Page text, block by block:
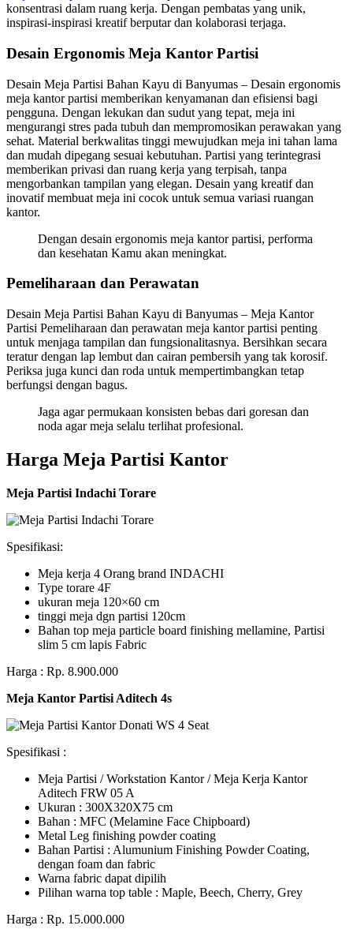
konsentrasi dalam ruang kerja. Dengan pembatas yang unik,
inspirasi-inspirasi kreatif berputar dan kolaborasi terjaga.
Desain Ergonomis Meja Kantor Partisi
Desain Meja Partisi Bahan Kayu di Banyumas – Desain ergonomis
meja kantor partisi memberikan kenyamanan dan efisiensi bagi
pengguna. Dengan lekukan dan sudut yang tepat, meja ini
mengurangi stres pada tubuh dan mempromosikan perawakan yang
sehat. Material berkwalitas tinggi mewujudkan meja ini tahan lama
dan mudah dipegang sesuai kebutuhan. Partisi yang terintegrasi
memberikan privasi dan ruang kerja yang terpisah, tanpa
mengorbankan tampilan yang elegan. Desain yang kreatif dan
inovatif membuat meja ini cocok untuk semua variasi ruangan
kantor.
Dengan desain ergonomis meja kantor partisi, performa
dan kesehatan Kamu akan meningkat.
Pemeliharaan dan Perawatan
Desain Meja Partisi Bahan Kayu di Banyumas – Meja Kantor
Partisi Pemeliharaan dan perawatan meja kantor partisi penting
untuk menjaga tampilan dan fungsionalitasnya. Bersihkan secara
teratur dengan lap lembut dan cairan pembersih yang tak korosif.
Periksa juga kunci dan roda untuk mempertimbangkan tetap
berfungsi dengan bagus.
Jaga agar permukaan konsisten bebas dari goresan dan
noda agar meja selalu terlihat profesional.
Harga Meja Partisi Kantor
Meja Partisi Indachi Torare
Spesifikasi:
Meja kerja 4 Orang brand INDACHI
Type torare 4F
ukuran meja 120×60 cm
tinggi meja dgn partisi 120cm
Bahan top meja particle board finishing mellamine, Partisi
slim 5 cm lapis Fabric
Harga : Rp. 8.900.000
Meja Kantor Partisi Aditech 4s
Spesifikasi :
Meja Partisi / Workstation Kantor / Meja Kerja Kantor
Aditech FRW 05 A
Ukuran : 300X320X75 cm
Bahan : MFC (Melamine Face Chipboard)
Metal Leg finishing powder coating
Bahan Partisi : Alumunium Finishing Powder Coating,
dengan foam dan fabric
Warna fabric dapat dipilih
Pilihan warna top table : Maple, Beech, Cherry, Grey
Harga : Rp. 15.000.000